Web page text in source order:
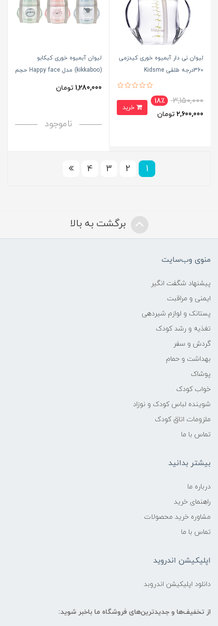
لیوان نی دار آبمیوه خوری کیدزمی
360درجه طلقی Kidsme
3,150,000
18٪
2,600,000 تومان
لیوان آبمیوه خوری کیکابو
(kikkaboo) مدل Happy face حجم
1,280,000 تومان
ناموجود
1
2
3
4
برگشت به بالا
منوی وب‌سایت
پیشنهاد شگفت انگیر
ایمنی و مراقبت
پستانک و لوازم شیردهی
تغذیه و رشد کودک
گردش و سفر
بهداشت و حمام
پوشاک
خواب کودک
شوینده لباس کودک و نوزاد
ملزومات اتاق کودک
تماس با ما
بیشتر بدانید
درباره ما
راهنمای خرید
مشاوره خرید محصولات
تماس با ما
اپلیکیشن اندروید
دانلود اپلیکیشن اندروبد
از تخفیف‌ها و جدیدترین‌های فروشگاه ما باخبر شوید: